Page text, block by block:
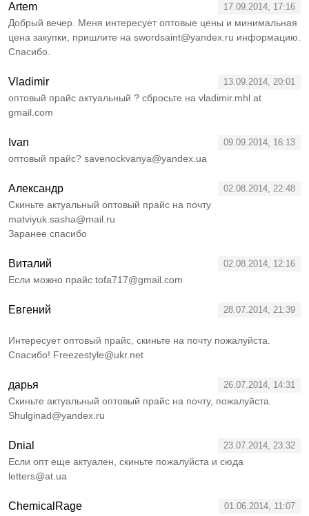
Artem 17.09.2014, 17:16
Добрый вечер. Меня интересует оптовые цены и минимальная
цена закупки, пришлите на swordsaint@yandex.ru информацию.
Спасибо.
Vladimir 13.09.2014, 20:01
оптовый прайс актуальный ? сбросьте на vladimir.mhl at
gmail.com
Ivan 09.09.2014, 16:13
оптовый прайс? savenockvanya@yandex.ua
Александр 02.08.2014, 22:48
Скиньте актуальный оптовый прайс на почту
matviyuk.sasha@mail.ru
Заранее спасибо
Виталий 02.08.2014, 12:16
Если можно прайс tofa717@gmail.com
Евгений 28.07.2014, 21:39
Интересует оптовый прайс, скиньте на почту пожалуйста.
Спасибо! Freezestyle@ukr.net
дарья 26.07.2014, 14:31
Скиньте актуальный оптовый прайс на почту, пожалуйста.
Shulginad@yandex.ru
Dnial 23.07.2014, 23:32
Если опт еще актуален, скиньте пожалуйста и сюда
letters@at.ua
ChemicalRage 01.06.2014, 11:07